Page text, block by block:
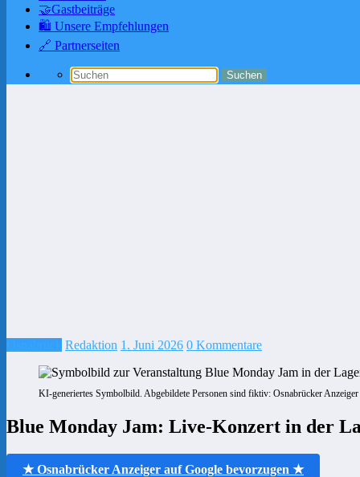
🤝Gastbeiträge
🛍️ Unsere Empfehlungen
🔗 Partnerseiten
Redaktion 1. Juni 2026 0 Kommentare
KI-generiertes Symbolbild. Abgebildete Personen sind fiktiv: Osnabrücker Anzeiger
Blue Monday Jam: Live-Konzert in der
★ Osnabrücker Anzeiger auf Google bevorzugen ★